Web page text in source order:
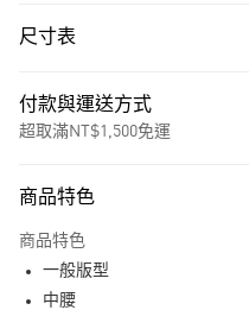
尺寸表
付款與運送方式
超取滿NT$1,500免運
LINE Pay
商品特色
商品特色
一般版型
中腰